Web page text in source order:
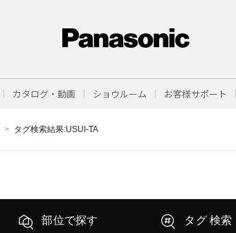
カタログ・動画 ショウルーム お客様サポート
タグ検索結果:USUI-TA
部位で探す タグ 検索